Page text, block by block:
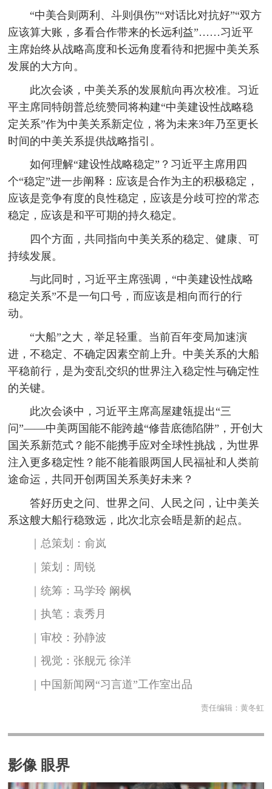
“中美合则两利、斗则俱伤”“对话比对抗好”“双方
应该算大账，多看合作带来的长远利益”……习近平
主席始终从战略高度和长远角度看待和把握中美关系
发展的大方向。
此次会谈，中美关系的发展航向再次校准。习近
平主席同特朗普总统赞同将构建“中美建设性战略稳
定关系”作为中美关系新定位，将为未来3年乃至更长
时间的中美关系提供战略指引。
如何理解“建设性战略稳定”？习近平主席用四
个“稳定”进一步阐释：应该是合作为主的积极稳定，
应该是竞争有度的良性稳定，应该是分歧可控的常态
稳定，应该是和平可期的持久稳定。
四个方面，共同指向中美关系的稳定、健康、可
持续发展。
与此同时，习近平主席强调，“中美建设性战略
稳定关系”不是一句口号，而应该是相向而行的行
动。
“大船”之大，举足轻重。当前百年变局加速演
进，不稳定、不确定因素空前上升。中美关系的大船
平稳前行，是为变乱交织的世界注入稳定性与确定性
的关键。
此次会谈中，习近平主席高屋建瓴提出“三
问”——中美两国能不能跨越“修昔底德陷阱”，开创大
国关系新范式？能不能携手应对全球性挑战，为世界
注入更多稳定性？能不能着眼两国人民福祉和人类前
途命运，共同开创两国关系美好未来？
答好历史之问、世界之问、人民之问，让中美关
系这艘大船行稳致远，此次北京会晤是新的起点。
｜总策划：俞岚
｜策划：周锐
｜统筹：马学玲 阚枫
｜执笔：袁秀月
｜审校：孙静波
｜视觉：张舰元 徐洋
｜中国新闻网“习言道”工作室出品
责任编辑： 黄冬虹
影像 眼界